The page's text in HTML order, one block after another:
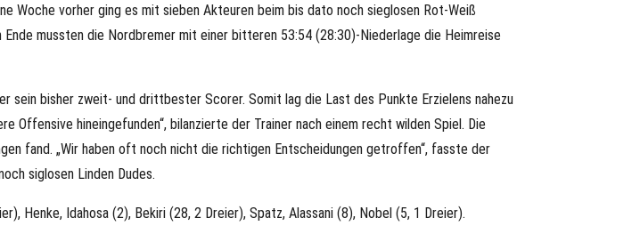
Woche vorher ging es mit sieben Akteuren beim bis dato noch sieglosen Rot-Weiß
mussten die Nordbremer mit einer bitteren 53:54 (28:30)-Niederlage die Heimreise
sein bisher zweit- und drittbester Scorer. Somit lag die Last des Punkte Erzielens nahezu
Offensive hineingefunden“, bilanzierte der Trainer nach einem recht wilden Spiel. Die
fand. „Wir haben oft noch nicht die richtigen Entscheidungen getroffen“, fasste der
siglosen Linden Dudes.
Henke, Idahosa (2), Bekiri (28, 2 Dreier), Spatz, Alassani (8), Nobel (5, 1 Dreier).